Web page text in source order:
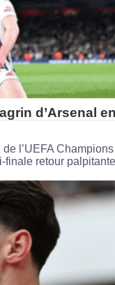
d’Arsenal
de l’UEFA Champions
finale retour palpitante